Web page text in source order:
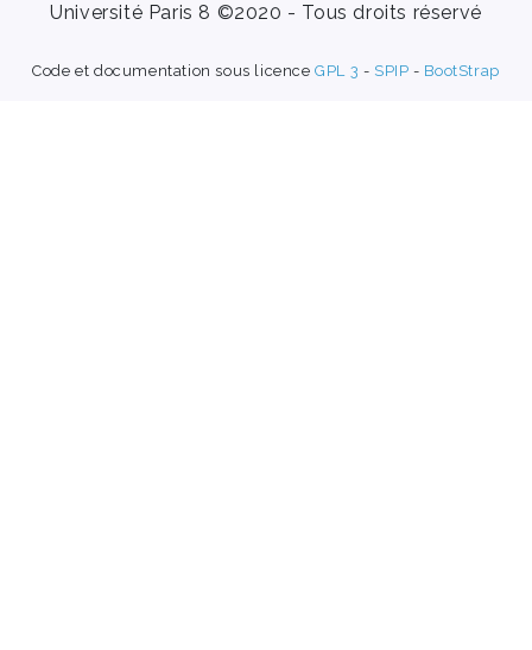
Université Paris 8 ©2020 - Tous droits réservé
Code et documentation sous licenceGPL 3 - SPIP - BootStrap